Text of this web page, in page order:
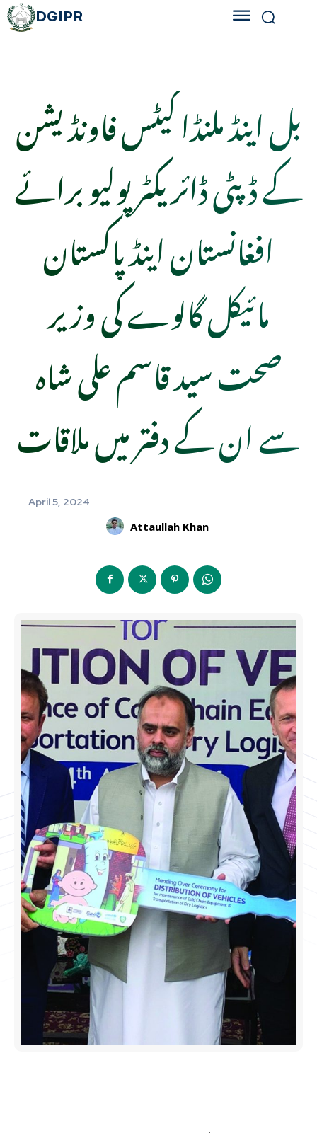
DGIPR
بل اینڈ ملنڈا گیٹس فاونڈیشن
کے ڈپٹی ڈائریکٹر پولیو برائے
افغانستان اینڈ پاکستان
مائیکل گالوے کی وزیر
صحت سید قاسم علی شاہ
سے ان کے دفتر میں ملاقات
April 5, 2024
Attaullah Khan